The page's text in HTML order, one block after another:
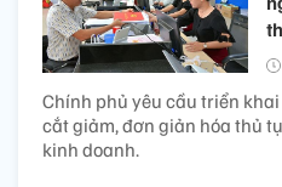
Chính phủ yêu cầu triển
cắt giảm, đơn giản hóa thủ
kinh doanh.